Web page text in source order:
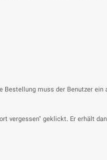
muss der Benutzer ein
vergessen" geklickt. Er erhält